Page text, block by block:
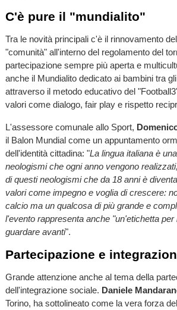
C'è pure il "mundialito"
Tra le novità principali c'è il rinnovamento
"comunità" all'interno del regolamento del
partecipazione sempre più aperta e
anche il Mundialito dedicato ai bambini tra
attraverso il metodo educativo del
valori come dialogo, fair play e rispetto
L'assessore comunale allo Sport,
il Balon Mundial come un appuntamento
dell'identità cittadina: "La lingua italiana è
neologismi che ogni anno vengono
di questi neologismi che da 18 anni è
valori come impegno e voglia di crescere:
calcio ma un qualcosa di più grande e
l'evento rappresenta anche "un'etichetta
guardare avanti".
Partecipazione e
Grande attenzione anche al tema della
dell'integrazione sociale. Daniele
Torino, ha sottolineato come la vera forza